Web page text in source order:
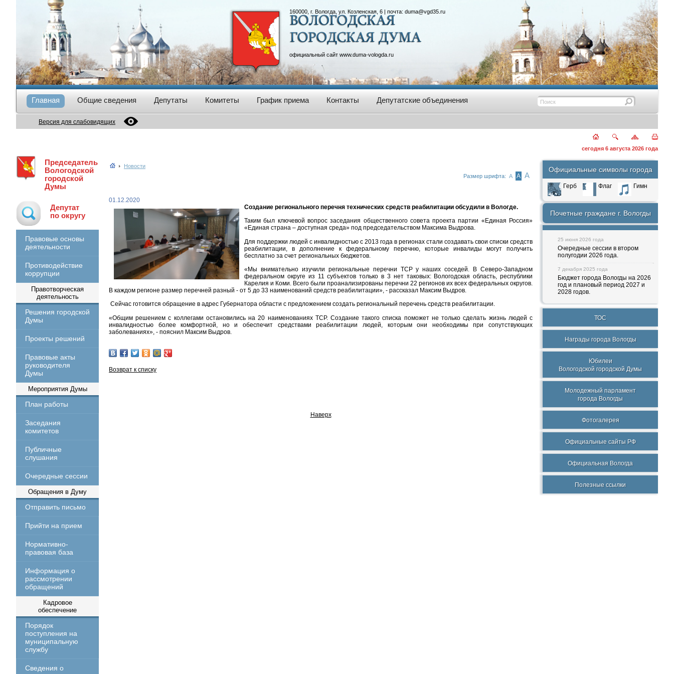
160000, г. Вологда, ул. Козленская, 6 | почта: duma@vgd35.ru
официальный сайт www.duma-vologda.ru
Главная Общие сведения Депутаты Комитеты График приема Контакты Депутатские объединения
Версия для слабовидящих
сегодня 6 августа 2026 года
Председатель
Вологодской
городской
Думы
Депутат
по округу
Правовые основы
деятельности
Противодействие
коррупции
Правотворческая
деятельность
Решения городской
Думы
Проекты решений
Правовые акты
руководителя
Думы
Мероприятия Думы
План работы
Заседания
комитетов
Публичные
слушания
Очередные сессии
Обращения в Думу
Отправить письмо
Прийти на прием
Нормативно-
правовая база
Информация о
рассмотрении
обращений
Кадровое
обеспечение
Порядок
поступления на
муниципальную
службу
Сведения о
Новости
Размер шрифта: А А А
01.12.2020
Создание регионального перечня технических средств реабилитации обсудили в Вологде.
Таким был ключевой вопрос заседания общественного совета проекта партии «Единая Россия»
«Единая страна – доступная среда» под председательством Максима Выдрова.
Для поддержки людей с инвалидностью с 2013 года в регионах стали создавать свои списки средств
реабилитации, в дополнение к федеральному перечню, которые инвалиды могут получить
бесплатно за счет региональных бюджетов.
«Мы внимательно изучили региональные перечни ТСР у наших соседей. В Северо-Западном
федеральном округе из 11 субъектов только в 3 нет таковых: Вологодская область, республики
Карелия и Коми. Всего были проанализированы перечни 22 регионов их всех федеральных округов.
В каждом регионе размер перечней разный - от 5 до 33 наименований средств реабилитации», - рассказал Максим Выдров.
Сейчас готовится обращение в адрес Губернатора области с предложением создать региональный перечень средств реабилитации.
«Общим решением с коллегами остановились на 20 наименованиях ТСР. Создание такого списка поможет не только сделать жизнь людей с
инвалидностью более комфортной, но и обеспечит средствами реабилитации людей, которым они необходимы при сопутствующих
заболеваниях», - пояснил Максим Выдров.
Возврат к списку
Наверх
Официальные символы города
Герб Флаг Гимн
Почетные граждане г. Вологды
25 июня 2026 года
Очередные сессии в втором
полугодии 2026 года.
7 декабря 2025 года
Бюджет города Вологды на 2026
год и плановый период 2027 и
2028 годов.
ТОС
Награды города Вологды
Юбилеи
Вологодской городской Думы
Молодежный парламент
города Вологды
Фотогалерея
Официальные сайты РФ
Официальная Вологда
Полезные ссылки